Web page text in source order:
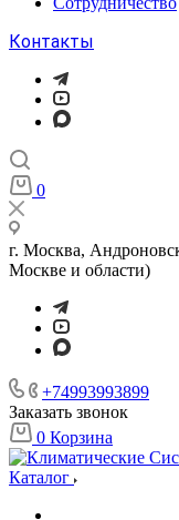
Контакты
0
г. Москва,
Москве и области)
+74993993899
Заказать звонок
0 Корзина
Каталог